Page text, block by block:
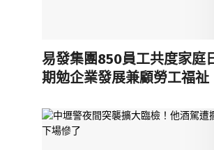
易發集團850員工共度家庭
期勉企業發展兼顧勞工福祉